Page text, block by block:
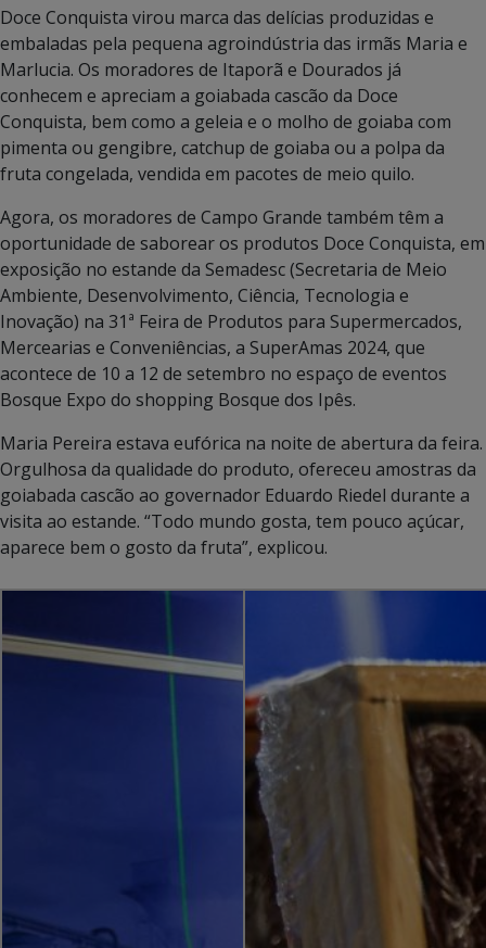
Doce Conquista virou marca das delícias produzidas e
embaladas pela pequena agroindústria das irmãs Maria e
Marlucia. Os moradores de Itaporã e Dourados já
conhecem e apreciam a goiabada cascão da Doce
Conquista, bem como a geleia e o molho de goiaba com
pimenta ou gengibre, catchup de goiaba ou a polpa da
fruta congelada, vendida em pacotes de meio quilo.
Agora, os moradores de Campo Grande também têm a
oportunidade de saborear os produtos Doce Conquista, em
exposição no estande da Semadesc (Secretaria de Meio
Ambiente, Desenvolvimento, Ciência, Tecnologia e
Inovação) na 31ª Feira de Produtos para Supermercados,
Mercearias e Conveniências, a SuperAmas 2024, que
acontece de 10 a 12 de setembro no espaço de eventos
Bosque Expo do shopping Bosque dos Ipês.
Maria Pereira estava eufórica na noite de abertura da feira.
Orgulhosa da qualidade do produto, ofereceu amostras da
goiabada cascão ao governador Eduardo Riedel durante a
visita ao estande. “Todo mundo gosta, tem pouco açúcar,
aparece bem o gosto da fruta”, explicou.